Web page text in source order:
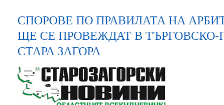
СПОРОВЕ ПО ПРАВИЛАТА НА
ЩЕ СЕ ПРОВЕЖДАТ В
СТАРА ЗАГОРА